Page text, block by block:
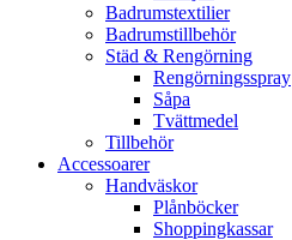
Badrumstextilier
Badrumstillbehör
Städ & Rengörning
Rengörningsspray
Såpa
Tvättmedel
Tillbehör
Accessoarer
Handväskor
Plånböcker
Shoppingkassar